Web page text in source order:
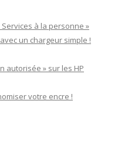
à la personne »
un chargeur simple !
autorisée » sur les HP
votre encre !